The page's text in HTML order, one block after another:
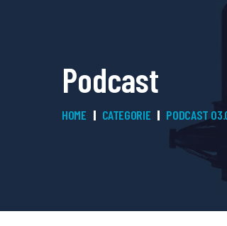
Podcast
HOME CATEGORIE PODCAST